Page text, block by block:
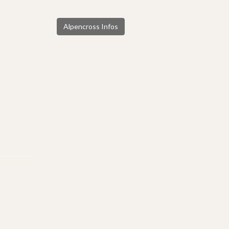
Alpencross Infos